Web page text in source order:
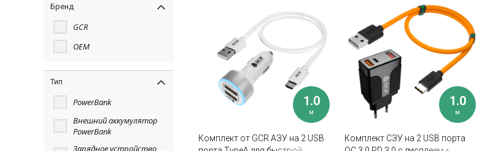
Бренд
GCR
OEM
Тип
PowerBank
Внешний аккумулятор
PowerBank
Зарядное устройство
1.0
м
Комплект от GCR АЗУ на 2 USB
1.0
м
Комплект СЗУ на 2 USB порта